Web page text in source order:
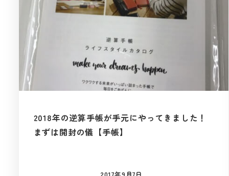
2018年の逆算手帳が手元にやってきました！
まずは開封の儀【手帳】